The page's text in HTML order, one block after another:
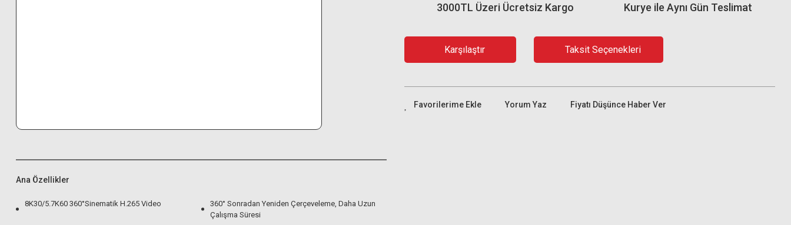
Ana Özellikler
8K30/5.7K60 360°Sinematik H.265 Video
360° Sonradan Yeniden Çerçeveleme, Daha Uzun
Çalışma Süresi
Kurye ile Aynı Gün Teslimat
3000TL Üzeri Ücretsiz Kargo
Karşılaştır Taksit Seçenekleri
Yorum Yaz Fiyatı Düşünce Haber Ver